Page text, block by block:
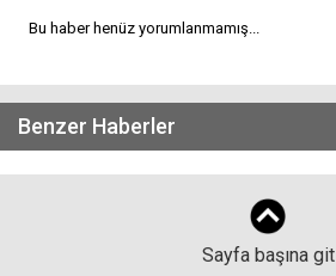
Bu haber henüz yorumlanmamış...
Benzer Haberler
Sayfa başına git